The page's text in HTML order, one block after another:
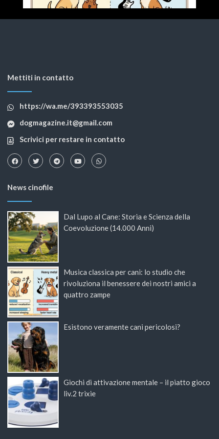
Mettiti in contatto
https://wa.me/393393553035
dogmagazine.it@gmail.com
Scrivici per restare in contatto
News cinofile
Dal Lupo al Cane: Storia e Scienza della
Coevoluzione (14.000 Anni)
Musica classica per cani: lo studio che
rivoluziona il benessere dei nostri amici a
quattro zampe
Esistono veramente cani pericolosi?
Giochi di attivazione mentale – il piatto gioco
liv.2 trixie